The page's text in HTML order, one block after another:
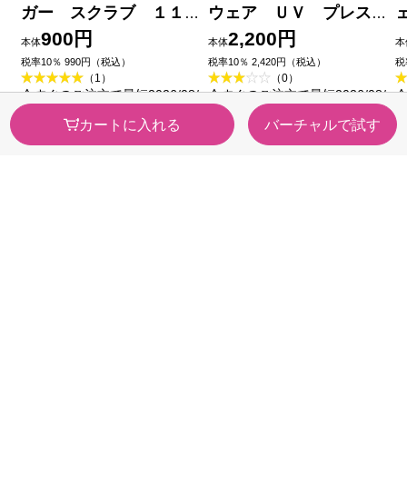
カートに入れる バーチャルで試す
ガー スクラブ １１
１ シュガーミント ＿
レブロン
本体900円
税率10％ 990円（税込）
（1）
今すぐのご注文で最短2026/08/
09に届きます
ウェア ＵＶ プレス
ト パウダー ００２
＿ レブロン
本体2,200円
税率10％ 2,420円（税込）
（0）
今すぐのご注文で最短2026/08/
09に届きます
本
税